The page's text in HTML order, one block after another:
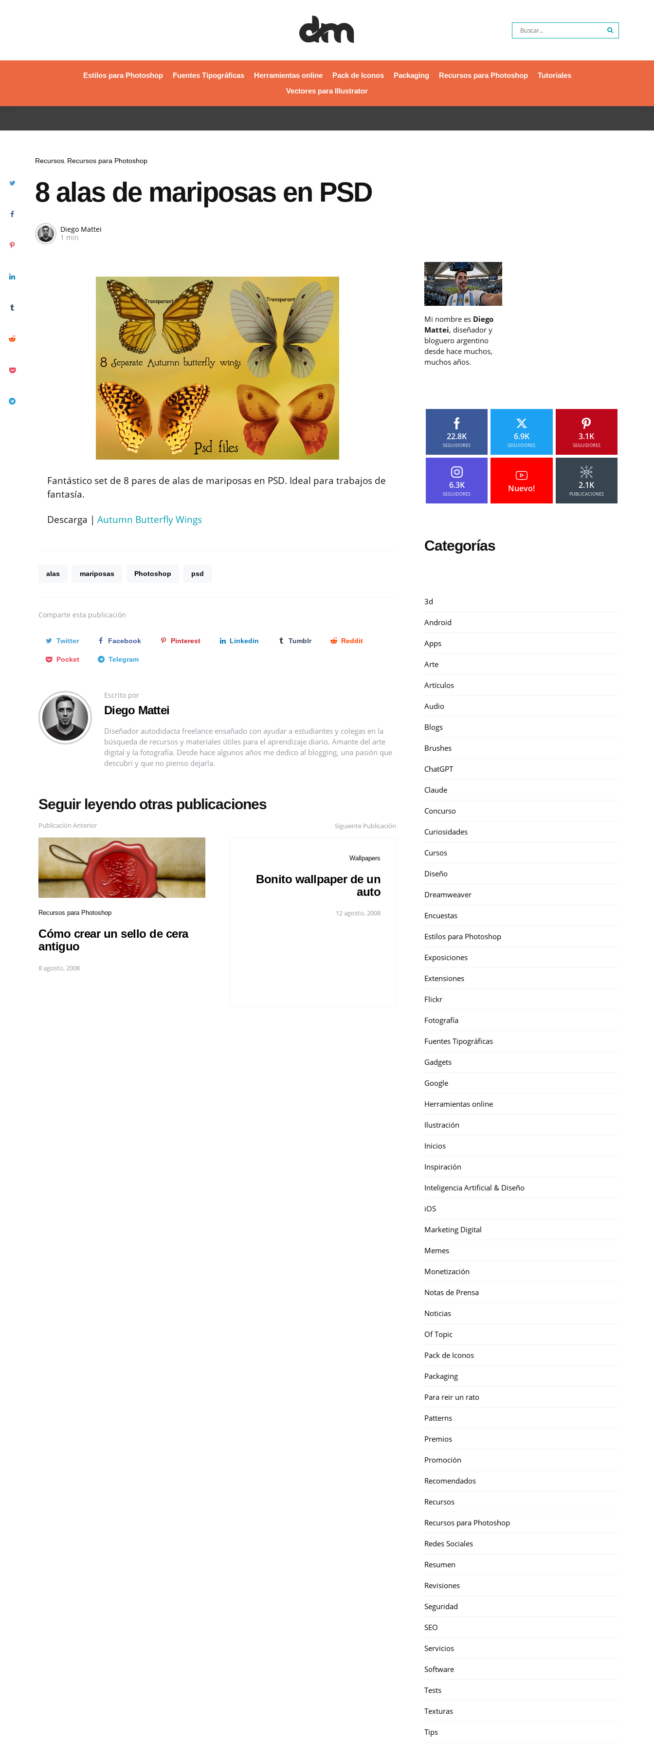
Estilos para Photoshop Fuentes Tipográficas Herramientas online Pack de Iconos Packaging Recursos para Photoshop
Tutoriales
Vectores para Illustrator
Recursos Recursos para Photoshop
8 alas de mariposas en PSD
Diego Mattei
1 min
Fantástico set de 8 pares de alas de mariposas en PSD. Ideal para trabajos de
fantasía.
Descarga | Autumn Butterfly Wings
alas mariposas Photoshop psd
Comparte esta publicación
Twitter Facebook Pinterest Linkedin Tumblr Reddit
Pocket Telegram
Escrito por
Diego Mattei
Diseñador autodidacta freelance ensañado con ayudar a estudiantes y colegas en la
búsqueda de recursos y materiales útiles para el aprendizaje diario. Amante del arte
digital y la fotografía. Desde hace algunos años me dedico al blogging, una pasión que
descubrí y que no pienso dejarla.
Seguir leyendo otras publicaciones
Publicación Anterior
Recursos para Photoshop
Cómo crear un sello de cera
antiguo
8 agosto, 2008
Siguiente Publicación
Wallpapers
Bonito wallpaper de un
auto
12 agosto, 2008
Mi nombre es Diego
Mattei, diseñador y
bloguero argentino
desde hace muchos,
muchos años.
22.8K
SEGUIDORES
6.9K
SEGUIDORES
3.1K
SEGUIDORES
6.3K
SEGUIDORES
Nuevo! 2.1K
PUBLICACIONES
Categorías
3d
Android
Apps
Arte
Artículos
Audio
Blogs
Brushes
ChatGPT
Claude
Concurso
Curiosidades
Cursos
Diseño
Dreamweaver
Encuestas
Estilos para Photoshop
Exposiciones
Extensiones
Flickr
Fotografía
Fuentes Tipográficas
Gadgets
Google
Herramientas online
Ilustración
Inicios
Inspiración
Inteligencia Artificial & Diseño
iOS
Marketing Digital
Memes
Monetización
Notas de Prensa
Noticias
Of Topic
Pack de Iconos
Packaging
Para reir un rato
Patterns
Premios
Promoción
Recomendados
Recursos
Recursos para Photoshop
Redes Sociales
Resumen
Revisiones
Seguridad
SEO
Servicios
Software
Tests
Texturas
Tips